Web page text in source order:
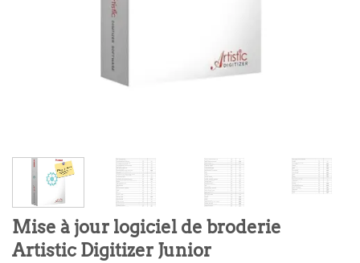
Mise à jour logiciel de broderie
Artistic Digitizer Junior